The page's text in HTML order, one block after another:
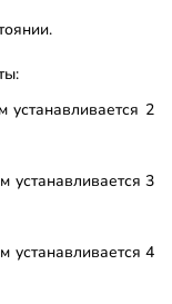
2
устанавливается 3
устанавливается 4